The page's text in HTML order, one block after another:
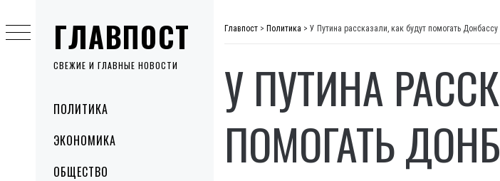
ГЛАВПОСТ
СВЕЖИЕ И ГЛАВНЫЕ НОВОСТИ
MenuПОЛИТИКА
ЭКОНОМИКА
ОБЩЕСТВО
to
content
Главпост > Политика > У Путина рассказали, как будут помогать Донбассу
У ПУТИНА
ПОМОГАТЬ